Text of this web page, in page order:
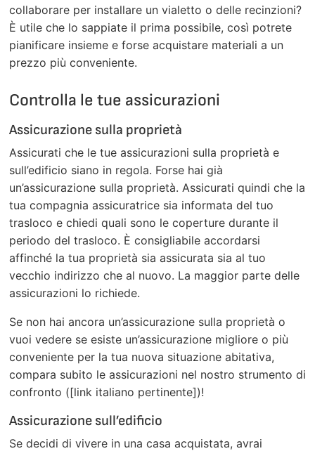
collaborare per installare un vialetto o delle recinzioni?
È utile che lo sappiate il prima possibile, così potrete
pianificare insieme e forse acquistare materiali a un
prezzo più conveniente.
Controlla le tue assicurazioni
Assicurazione sulla proprietà
Assicurati che le tue assicurazioni sulla proprietà e
sull’edificio siano in regola. Forse hai già
un’assicurazione sulla proprietà. Assicurati quindi che la
tua compagnia assicuratrice sia informata del tuo
trasloco e chiedi quali sono le coperture durante il
periodo del trasloco. È consigliabile accordarsi
affinché la tua proprietà sia assicurata sia al tuo
vecchio indirizzo che al nuovo. La maggior parte delle
assicurazioni lo richiede.
Se non hai ancora un’assicurazione sulla proprietà o
vuoi vedere se esiste un’assicurazione migliore o più
conveniente per la tua nuova situazione abitativa,
compara subito le assicurazioni nel nostro strumento di
confronto ([link italiano pertinente])!
Assicurazione sull’edificio
Se decidi di vivere in una casa acquistata, avrai